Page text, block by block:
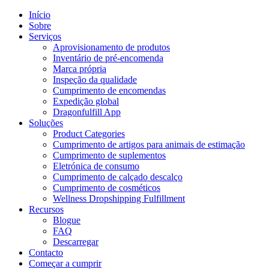
Início
Sobre
Serviços
Aprovisionamento de produtos
Inventário de pré-encomenda
Marca própria
Inspeção da qualidade
Cumprimento de encomendas
Expedição global
Dragonfulfill App
Soluções
Product Categories
Cumprimento de artigos para animais de estimação
Cumprimento de suplementos
Eletrónica de consumo
Cumprimento de calçado descalço
Cumprimento de cosméticos
Wellness Dropshipping Fulfillment
Recursos
Blogue
FAQ
Descarregar
Contacto
Começar a cumprir